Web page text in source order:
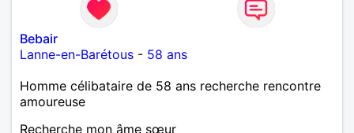
Bebair
Lanne-en-Barétous - 58 ans
Homme célibataire de 58 ans recherche rencontre
amoureuse
Recherche mon âme sœur